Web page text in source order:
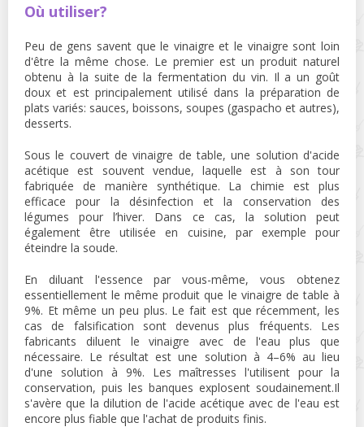
Où utiliser?
Peu de gens savent que le vinaigre et le vinaigre sont loin
d'être la même chose. Le premier est un produit naturel
obtenu à la suite de la fermentation du vin. Il a un goût
doux et est principalement utilisé dans la préparation de
plats variés: sauces, boissons, soupes (gaspacho et autres),
desserts.
Sous le couvert de vinaigre de table, une solution d'acide
acétique est souvent vendue, laquelle est à son tour
fabriquée de manière synthétique. La chimie est plus
efficace pour la désinfection et la conservation des
légumes pour l’hiver. Dans ce cas, la solution peut
également être utilisée en cuisine, par exemple pour
éteindre la soude.
En diluant l'essence par vous-même, vous obtenez
essentiellement le même produit que le vinaigre de table à
9%. Et même un peu plus. Le fait est que récemment, les
cas de falsification sont devenus plus fréquents. Les
fabricants diluent le vinaigre avec de l'eau plus que
nécessaire. Le résultat est une solution à 4–6% au lieu
d'une solution à 9%. Les maîtresses l'utilisent pour la
conservation, puis les banques explosent soudainement.Il
s'avère que la dilution de l'acide acétique avec de l'eau est
encore plus fiable que l'achat de produits finis.